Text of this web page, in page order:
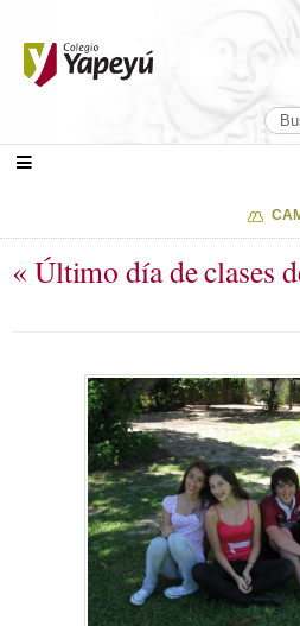
« Último día de clases